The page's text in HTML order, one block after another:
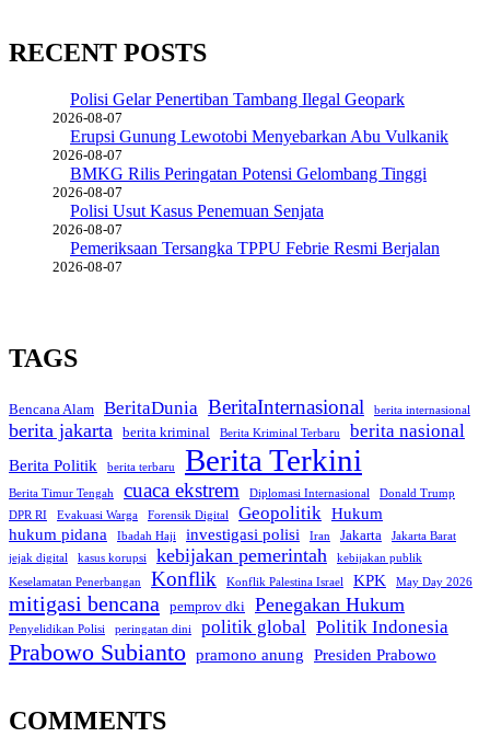
RECENT POSTS
Polisi Gelar Penertiban Tambang Ilegal Geopark
2026-08-07
Erupsi Gunung Lewotobi Menyebarkan Abu Vulkanik
2026-08-07
BMKG Rilis Peringatan Potensi Gelombang Tinggi
2026-08-07
Polisi Usut Kasus Penemuan Senjata
2026-08-07
Pemeriksaan Tersangka TPPU Febrie Resmi Berjalan
2026-08-07
TAGS
Bencana Alam BeritaDunia BeritaInternasional berita internasional
berita jakarta berita kriminal Berita Kriminal Terbaru berita nasional
Berita Politik berita terbaru Berita Terkini
Berita Timur Tengah cuaca ekstrem Diplomasi Internasional
Donald Trump
DPR RI
Evakuasi Warga Forensik Digital Geopolitik Hukum
hukum pidana
Ibadah Haji investigasi polisi Iran Jakarta
Jakarta Barat
jejak digital
kasus korupsi kebijakan pemerintah
kebijakan publik
Keselamatan Penerbangan
Konflik Konflik Palestina Israel KPK May Day 2026
mitigasi bencana pemprov dki Penegakan Hukum
Penyelidikan Polisi peringatan dini politik global Politik Indonesia
Prabowo Subianto pramono anung Presiden Prabowo
COMMENTS